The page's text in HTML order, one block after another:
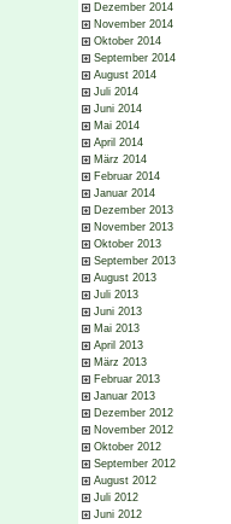
Dezember 2014
November 2014
Oktober 2014
September 2014
August 2014
Juli 2014
Juni 2014
Mai 2014
April 2014
März 2014
Februar 2014
Januar 2014
Dezember 2013
November 2013
Oktober 2013
September 2013
August 2013
Juli 2013
Juni 2013
Mai 2013
April 2013
März 2013
Februar 2013
Januar 2013
Dezember 2012
November 2012
Oktober 2012
September 2012
August 2012
Juli 2012
Juni 2012